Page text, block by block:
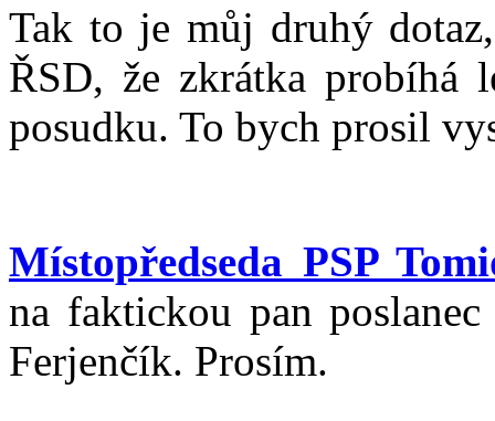
Tak to je můj druhý
ŘSD, že zkrátka probíhá
posudku. To bych prosil
Místopředseda PSP
na faktickou pan
Ferjenčík. Prosím.